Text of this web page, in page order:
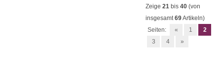
Zeige 21 bis 40 (von
insgesamt69Artikeln)
Seiten:
« 1
2
3
4 »